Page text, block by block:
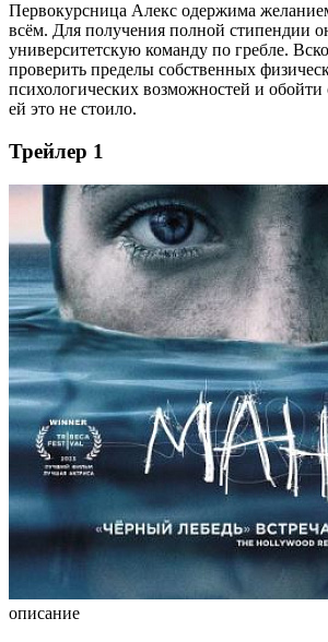
Первокурсница Алекс одержима
всём. Для получения полной стипендии
университетскую команду по гребле.
проверить пределы собственных
психологических возможностей и
ей это не стоило.
Трейлер 1
описание